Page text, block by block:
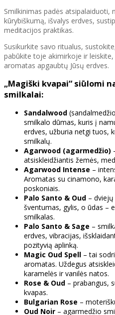
Smilkinimas padės atsipalaiduoti,
kūrybiškumą, išvalys erdves,
meditacijos praktikas.
Susikurkite savo ritualus,
pabūkite toje akimirkoje ir
aromatas apgaubtų Jūsų erdves.
„Magiški kvapai“ siūlomi
smilkalai:
Sandalwood
smilkalo dūmas, kuris į
erdves, užburia netgi tuos,
smilkalų.
Agarwood (agarmedžio)
atsiskleidžiantis žemės,
Agarwood Intense –
Aromatas su cinamono,
poskoniais.
Palo Santo & Oud –
šventumas, gylis, o ūdas –
smilkalas.
Palo Santo & Sage –
erdves, vibracijas,
pozityvią aplinką.
Magic Oud Spell – tai
aromatas. Uždegus
karamelės ir vanilės natos.
Rose & Oud – prabangus,
kvapas.
Bulgarian Rose –
Oud Noir – agarmedžio